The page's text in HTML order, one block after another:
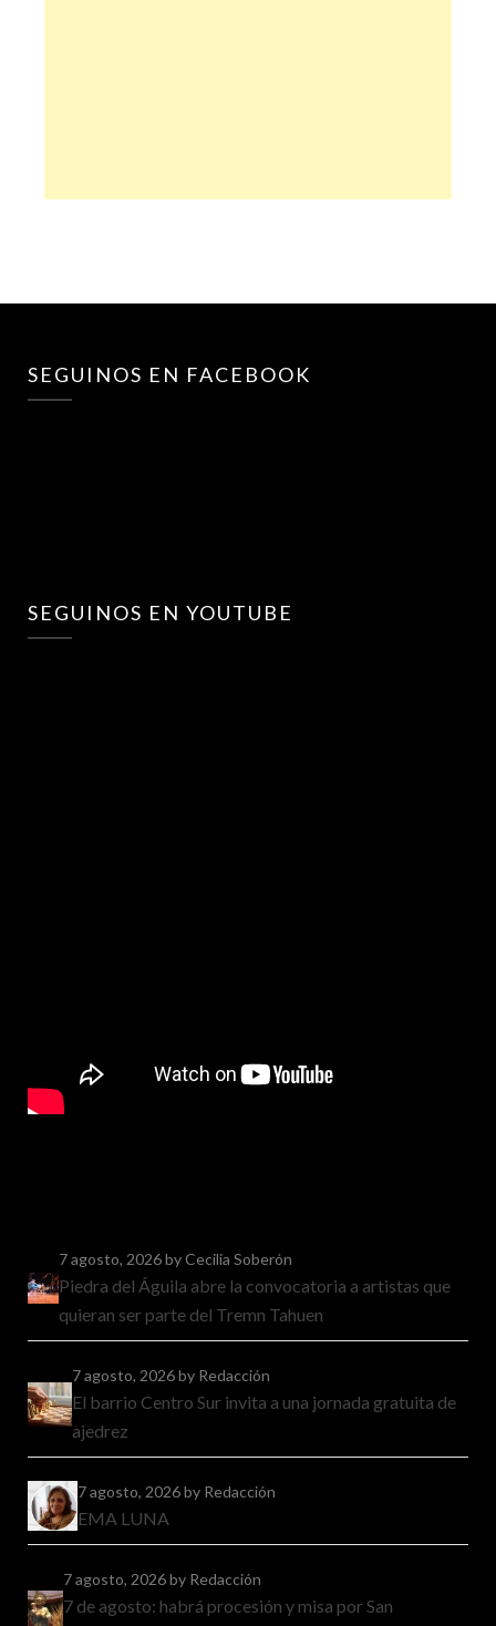
SEGUINOS EN FACEBOOK
SEGUINOS EN YOUTUBE
7 agosto, 2026by Cecilia Soberón
Piedra del Águila abre la convocatoria a artistas que
quieran ser parte del Tremn Tahuen
7 agosto, 2026by Redacción
El barrio Centro Sur invita a una jornada gratuita de
ajedrez
7 agosto, 2026by Redacción
EMA LUNA
7 agosto, 2026by Redacción
7 de agosto: habrá procesión y misa por San